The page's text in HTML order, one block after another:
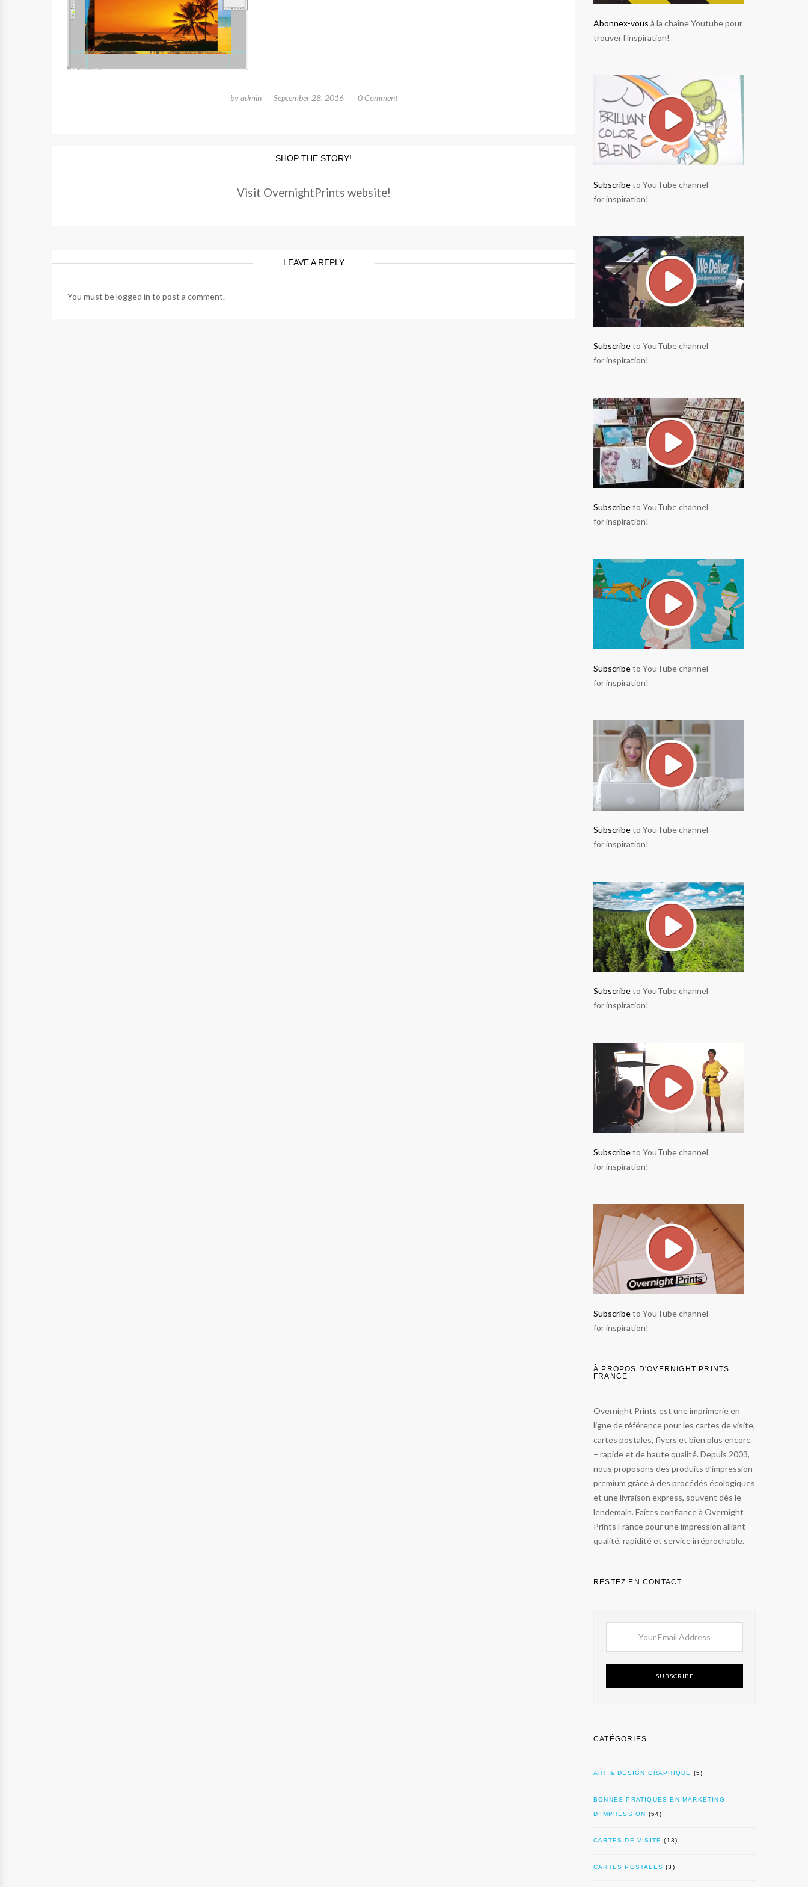
byadmin September 28, 2016 0 Comment
SHOP THE STORY!
Visit OvernightPrints website!
LEAVE A REPLY
You must belogged in to post a comment.
Abonnex-vous à la chaîne Youtube pour
trouver l'inspiration!
Subscribeto YouTube channel
for inspiration!
Subscribeto YouTube channel
for inspiration!
Subscribeto YouTube channel
for inspiration!
Subscribeto YouTube channel
for inspiration!
Subscribeto YouTube channel
for inspiration!
Subscribeto YouTube channel
for inspiration!
Subscribeto YouTube channel
for inspiration!
Subscribeto YouTube channel
for inspiration!
À PROPOS D'OVERNIGHT PRINTS
FRANCE
Overnight Prints est une imprimerie en
ligne de référence pour les cartes de visite,
cartes postales, flyers et bien plus encore
– rapide et de haute qualité. Depuis 2003,
nous proposons des produits d’impression
premium grâce à des procédés écologiques
et une livraison express, souvent dès le
lendemain. Faites confiance à Overnight
Prints France pour une impression alliant
qualité, rapidité et service irréprochable.
RESTEZ EN CONTACT
SUBSCRIBE
CATÉGORIES
ART & DESIGN GRAPHIQUE (5)
BONNES PRATIQUES EN MARKETING
D’IMPRESSION (54)
CARTES DE VISITE (13)
CARTES POSTALES (3)